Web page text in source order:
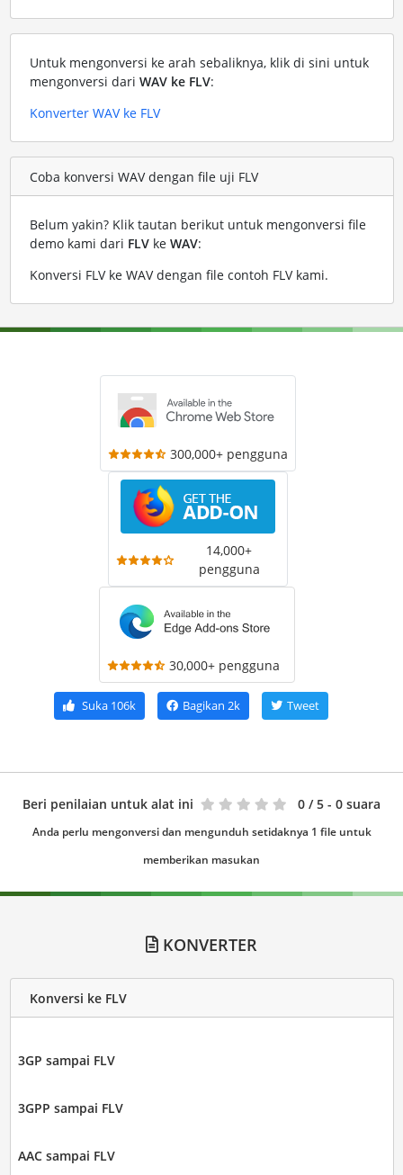
Untuk mengonversi ke arah sebaliknya, klik di sini untuk
mengonversi dari WAV ke FLV:
Konverter WAV ke FLV
Coba konversi WAV dengan file uji FLV
Belum yakin? Klik tautan berikut untuk mengonversi file
demo kami dari FLVke WAV:
Konversi FLV ke WAV dengan file contoh FLV kami.
300,000+ pengguna
14,000+
pengguna
30,000+ pengguna
Suka106k Bagikan 2k Tweet
Beri penilaian untuk alat ini 0 / 5 - 0 suara
Anda perlu mengonversi dan mengunduh setidaknya 1 file untuk
memberikan masukan
KONVERTER
Konversi ke FLV
3GP sampai FLV
3GPP sampai FLV
AAC sampai FLV